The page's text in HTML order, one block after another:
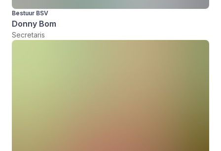
Bestuur BSV
Donny Bom
Secretaris